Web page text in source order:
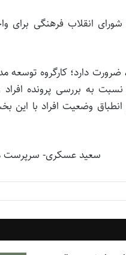
۵- سپردن سند تعهد مطابق تبصره ۴ مصوبه ۸۳۳ سال
دارد؛ کارگروه
به بررسی پرونده
وضعیت افراد با این
سعید عسکری- سرپرست